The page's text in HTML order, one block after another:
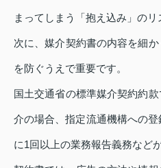
まってしまう「抱え込み」のリ
次に、媒介契約書の内容を細
を防ぐうえで重要です。
国土交通省の標準媒介契約約
介の場合、指定流通機構への
に1回以上の業務報告義務など